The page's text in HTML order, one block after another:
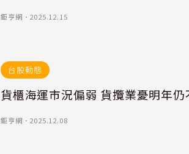
鉅亨網 ． 2025.12.15
台股動態
貨櫃海運市況偏弱 貨攬業憂明年
鉅亨網 ． 2025.12.08